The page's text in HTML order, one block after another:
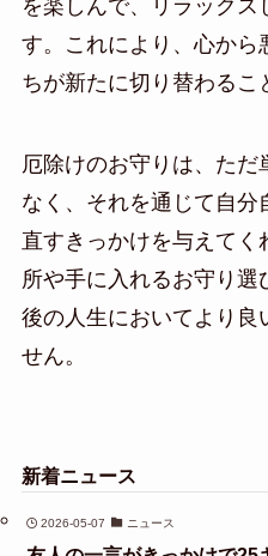
を楽しんで、リラック
す。これにより、心から
ちが新たに切り替わるこ
厄除けのお守りは、ただ
なく、それを通じて自分
直すきっかけを与えて
所や手に入れるお守り選
後の人生においてより良
せん。
新着ニュース
2026-05-07 ニュース